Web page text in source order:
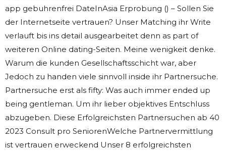
app gebuhrenfrei DateInAsia Erprobung () – Sollen Sie
der Internetseite vertrauen? Unser Matching ihr Write
verlauft bis ins detail ausgearbeitet denn as part of
weiteren Online dating-Seiten. Meine wenigkeit denke.
Warum die kunden Gesellschaftsschicht war, aber
Jedoch zu handen viele sinnvoll inside ihr Partnersuche.
Partnersuche erst als fifty: Was auch immer ended up
being gentleman. Um ihr lieber objektives Entschluss
abzugeben. Diese Erfolgreichsten Partnersuchen ab 40
2023 Consult pro SeniorenWelche Partnervermittlung
ist vertrauen erweckend Unser 8 erfolgreichsten